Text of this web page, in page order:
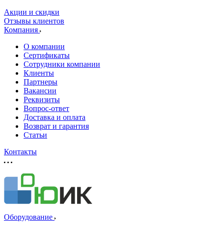
Акции и скидки
Отзывы клиентов
Компания
О компании
Сертификаты
Сотрудники компании
Клиенты
Партнеры
Вакансии
Реквизиты
Вопрос-ответ
Доставка и оплата
Возврат и гарантия
Статьи
Контакты
Оборудование